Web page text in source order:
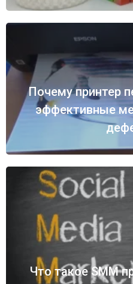
Почему принтер
эффективные
Что такое SMM